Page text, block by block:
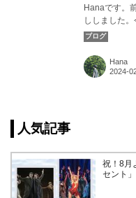
Hanaです。
ししました
名なピアニス
アノ 2
Hana
人気記事
祝！8月
セント